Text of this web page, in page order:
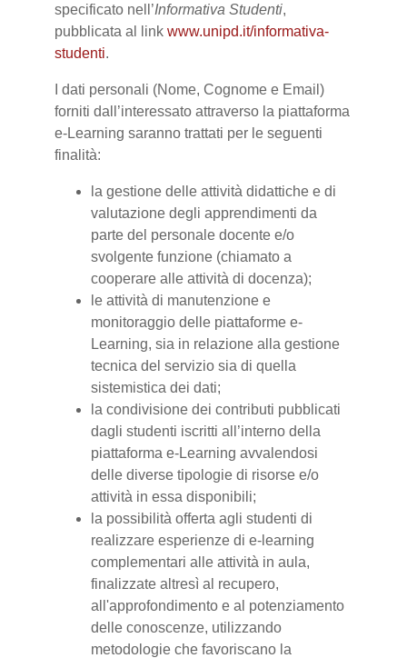
specificato nell’Informativa Studenti,
pubblicata al link www.unipd.it/informativa-
studenti.
I dati personali (Nome, Cognome e Email)
forniti dall’interessato attraverso la piattaforma
e-Learning saranno trattati per le seguenti
finalità:
la gestione delle attività didattiche e di
valutazione degli apprendimenti da
parte del personale docente e/o
svolgente funzione (chiamato a
cooperare alle attività di docenza);
le attività di manutenzione e
monitoraggio delle piattaforme e-
Learning, sia in relazione alla gestione
tecnica del servizio sia di quella
sistemistica dei dati;
la condivisione dei contributi pubblicati
dagli studenti iscritti all’interno della
piattaforma e-Learning avvalendosi
delle diverse tipologie di risorse e/o
attività in essa disponibili;
la possibilità offerta agli studenti di
realizzare esperienze di e-learning
complementari alle attività in aula,
finalizzate altresì al recupero,
all'approfondimento e al potenziamento
delle conoscenze, utilizzando
metodologie che favoriscano la